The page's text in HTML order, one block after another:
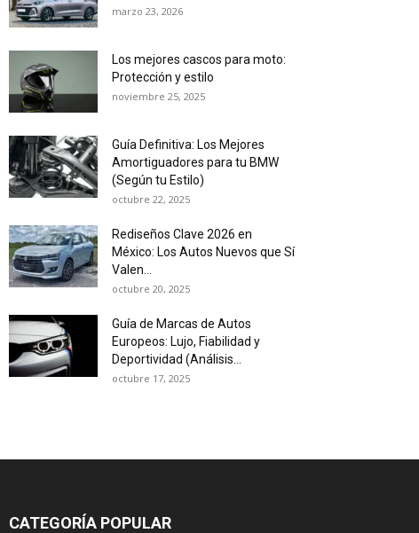
marzo 23, 2026
Los mejores cascos para moto:
Protección y estilo
noviembre 25, 2025
Guía Definitiva: Los Mejores
Amortiguadores para tu BMW
(Según tu Estilo)
octubre 22, 2025
Rediseños Clave 2026 en
México: Los Autos Nuevos que Sí
Valen...
octubre 20, 2025
Guía de Marcas de Autos
Europeos: Lujo, Fiabilidad y
Deportividad (Análisis...
octubre 17, 2025
CATEGORÍA POPULAR